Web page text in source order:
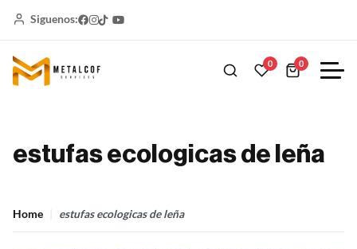
Siguenos:
0 0
estufas ecologicas de leña
Home estufas ecologicas de leña